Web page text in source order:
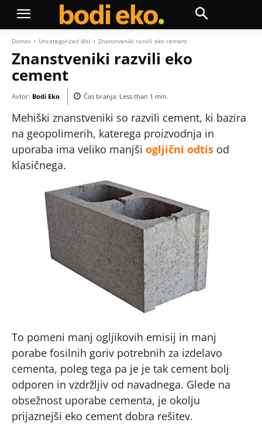
Domov Uncategorized @sl Znanstveniki razvili eko cement
Znanstveniki razvili eko
cement
Avtor: Bodi Eko Čas branja: Less than 1 min.
Mehiški znanstveniki so razvili cement, ki bazira
na geopolimerih, katerega proizvodnja in
uporaba ima veliko manjši ogljični odtis od
klasičnega.
To pomeni manj ogljikovih emisij in manj
porabe fosilnih goriv potrebnih za izdelavo
cementa, poleg tega pa je je tak cement bolj
odporen in vzdržljiv od navadnega. Glede na
obsežnost uporabe cementa, je okolju
prijaznejši eko cement dobra rešitev.